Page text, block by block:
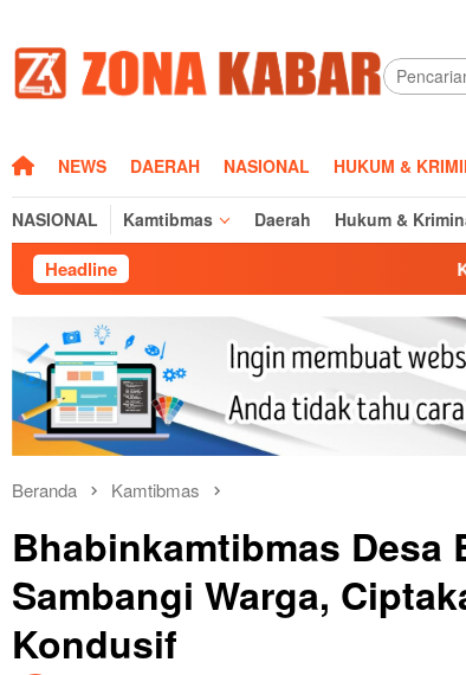
konten
HOMENEWS DAERAH NASIONAL HUKUM &
NASIONAL Kamtibmas Daerah Hukum &
Headline Kapolres
Beranda Kamtibmas
Bhabinkamtibmas Desa
Sambangi Warga,
Kondusif